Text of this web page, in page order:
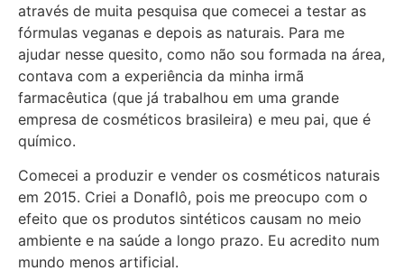
através de muita pesquisa que comecei a testar as
fórmulas veganas e depois as naturais. Para me
ajudar nesse quesito, como não sou formada na área,
contava com a experiência da minha irmã
farmacêutica (que já trabalhou em uma grande
empresa de cosméticos brasileira) e meu pai, que é
químico.
Comecei a produzir e vender os cosméticos naturais
em 2015. Criei a Donaflô, pois me preocupo com o
efeito que os produtos sintéticos causam no meio
ambiente e na saúde a longo prazo. Eu acredito num
mundo menos artificial.